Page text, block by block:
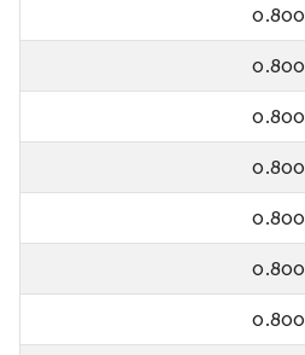
0.800
0.800
0.800
0.800
0.800
0.800
0.800